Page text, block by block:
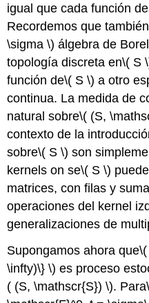
igual que cada función
Recordemos que también
\sigma \) álgebra de
topología discreta en\( S
función de\( S \) a otro
continua. La medida de
natural sobre\( (S,
contexto de la
sobre\( S \) son
kernels on se\( S \)
matrices, con filas y
operaciones del kernel
generalizaciones de
Supongamos ahora que
\infty)\} \) es proceso
( (S, \mathscr{S}) \). Para